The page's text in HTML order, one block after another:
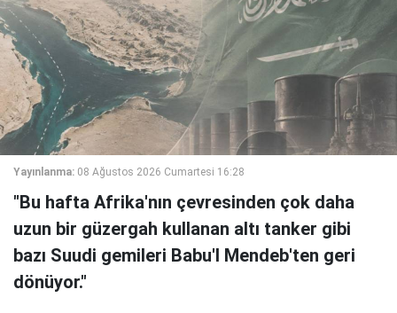
Yayınlanma: 08 Ağustos 2026 Cumartesi 16:28
"Bu hafta Afrika'nın çevresinden çok daha
uzun bir güzergah kullanan altı tanker gibi
bazı Suudi gemileri Babu'l Mendeb'ten geri
dönüyor."